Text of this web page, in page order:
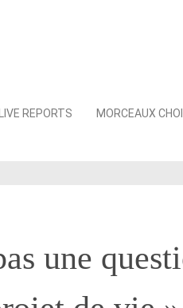
LIVE REPORTS MORCEAUX
une